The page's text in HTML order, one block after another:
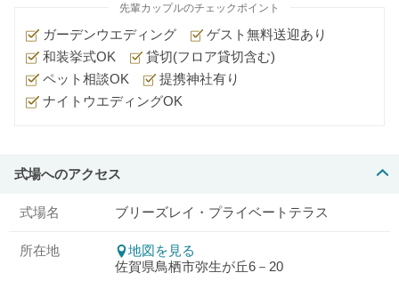
先輩カップルのチェックポイント
ガーデンウエディング
ゲスト無料送迎あり
和装挙式OK
貸切(フロア貸切含む)
ペット相談OK
提携神社有り
ナイトウエディングOK
式場へのアクセス
式場名 ブリーズレイ・プライベートテラス
所在地
地図を見る
佐賀県鳥栖市弥生が丘6－20